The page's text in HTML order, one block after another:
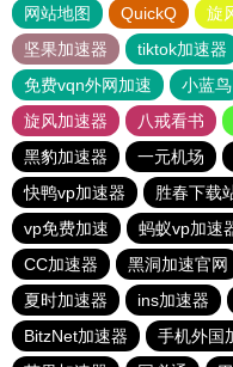
网站地图 QuickQ 旋
坚果加速器
tiktok加速器
免费vqn外网加速
小蓝鸟
旋风加速器
八戒看书
黑豹加速器
一元机场
快鸭vp加速器
胜春下载
vp免费加速
蚂蚁vp加速
CC加速器
黑洞加速官网
夏时加速器
ins加速器
BitzNet加速器
手机外国